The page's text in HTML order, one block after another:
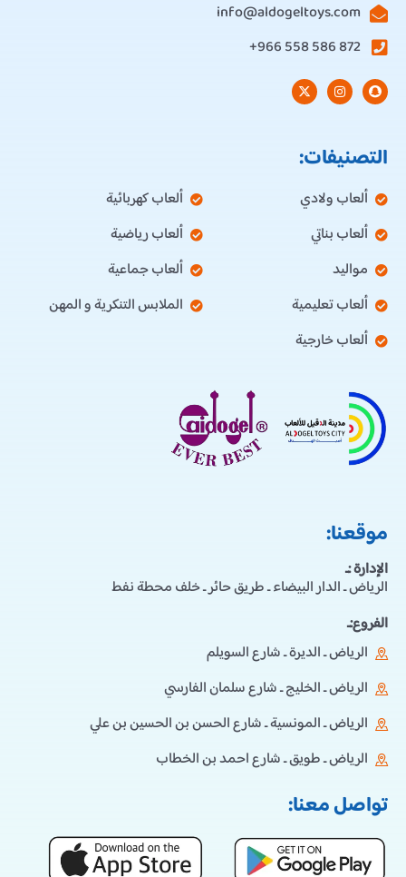
info@aldogeltoys.com
872 586 558 966+
التصنيفات:
ألعاب ولادي
ألعاب بناتي
مواليد
ألعاب تعليمية
ألعاب خارجية
ألعاب كهربائية
ألعاب رياضية
ألعاب جماعية
الملابس التنكرية و المهن
موقعنا:
الإدارة :ـ
الرياض ـ الدار البيضاء ـ طريق حائر ـ خلف محطة نفط
الفروع:ـ
الرياض ـ الديرة ـ شارع السويلم
الرياض ـ الخليج ـ شارع سلمان الفارسي
الرياض ـ المونسية ـ شارع الحسن بن الحسين بن علي
الرياض ـ طويق ـ شارع احمد بن الخطاب
تواصل معنا: